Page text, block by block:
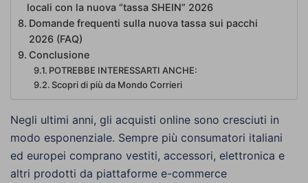
locali con la nuova “tassa SHEIN” 2026
Domande frequenti sulla nuova tassa sui pacchi
2026 (FAQ)
Conclusione
POTREBBE INTERESSARTI ANCHE:
Scopri di più da Mondo Corrieri
Negli ultimi anni, gli acquisti online sono cresciuti in
modo esponenziale. Sempre più consumatori italiani
ed europei comprano vestiti, accessori, elettronica e
altri prodotti da piattaforme e-commerce